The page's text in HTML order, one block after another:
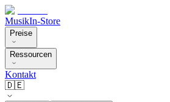
MusikIn-Store
Preise
Ressourcen
Kontakt
🇩🇪